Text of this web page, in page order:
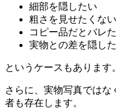
細部を隠したい
粗さを見せたくない
コピー品だとバレ
実物との差を隠し
というケースもあります。
さらに、実物写真ではな
者も存在します。